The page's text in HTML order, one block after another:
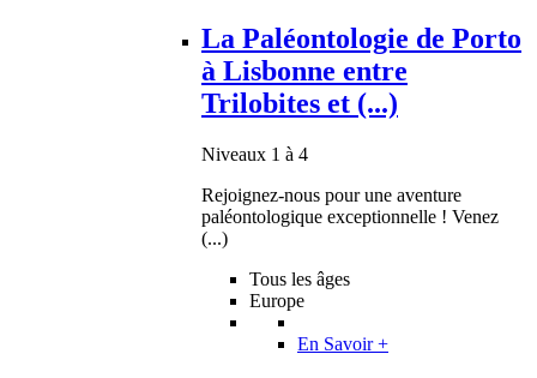
La Paléontologie de Porto
à Lisbonne entre
Trilobites et (...)
Niveaux 1 à 4
Rejoignez-nous pour une aventure
paléontologique exceptionnelle ! Venez
(...)
Tous les âges
Europe
En Savoir +